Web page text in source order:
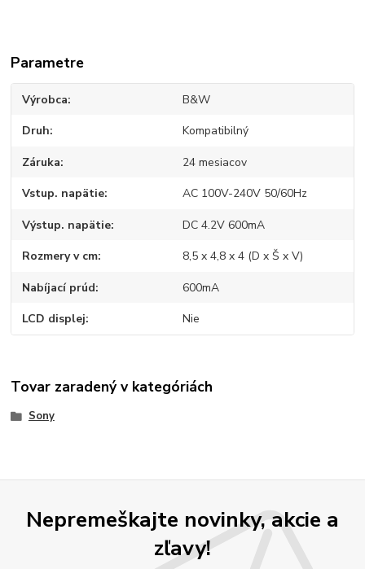
Parametre
Výrobca B&W
Druh Kompatibilný
Záruka 24 mesiacov
Vstup. napätie AC 100V-240V 50/60Hz
Výstup. napätie DC 4.2V 600mA
Rozmery v cm 8,5 x 4,8 x 4 (D x Š x V)
Nabíjací prúd 600mA
LCD displej Nie
Tovar zaradený v kategóriách
Sony
Nepremeškajte novinky, akcie a
zľavy!